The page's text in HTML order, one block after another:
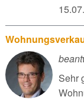
Sehr